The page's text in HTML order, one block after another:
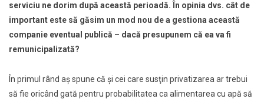
serviciu ne dorim după această perioadă. În opinia dvs. cât de
important este să găsim un mod nou de a gestiona această
companie eventual publică – dacă presupunem că ea va fi
remunicipalizată?
În primul rând aş spune că şi cei care susţin privatizarea ar trebui
să fie oricând gată pentru probabilitatea ca alimentarea cu apă să